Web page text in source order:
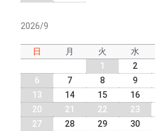
2026/9
日 月 火 水
1
2
6
7 8 9
13
14 15 16
20
21 22 23
27
28 29 30